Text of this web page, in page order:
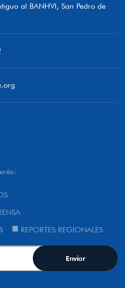
al BANHVI, San Pedro de
REPORTES REGIONALES